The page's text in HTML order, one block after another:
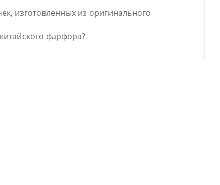
изготовленных из оригинального
фарфора?